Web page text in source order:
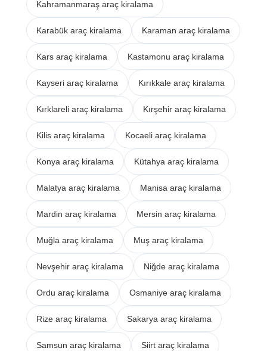
Kahramanmaraş araç kiralama
Karabük araç kiralama Karaman araç kiralama
Kars araç kiralama Kastamonu araç kiralama
Kayseri araç kiralama Kırıkkale araç kiralama
Kırklareli araç kiralama Kırşehir araç kiralama
Kilis araç kiralama Kocaeli araç kiralama
Konya araç kiralama Kütahya araç kiralama
Malatya araç kiralama Manisa araç kiralama
Mardin araç kiralama Mersin araç kiralama
Muğla araç kiralama Muş araç kiralama
Nevşehir araç kiralama Niğde araç kiralama
Ordu araç kiralama Osmaniye araç kiralama
Rize araç kiralama Sakarya araç kiralama
Samsun araç kiralama Siirt araç kiralama